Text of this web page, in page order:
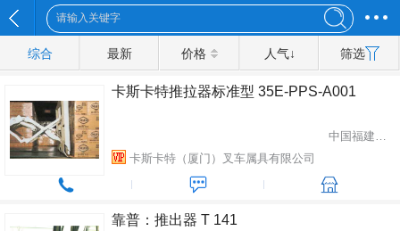
综合 最新 价格 人气↓ 筛选
卡斯卡特推拉器标准型 35E-PPS-A001
中国福建省厦门市
卡斯卡特（厦门）叉车属具有限公司
靠普：推出器 T 141